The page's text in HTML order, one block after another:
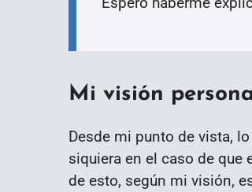
Mi visión
Desde mi punto de vista,
siquiera en el caso de que
de esto, según mi visión,